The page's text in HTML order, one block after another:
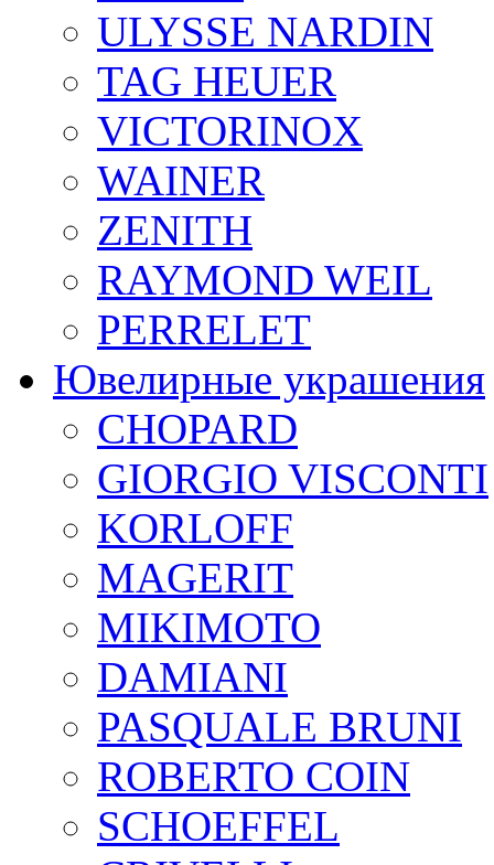
ULYSSE NARDIN
TAG HEUER
VICTORINOX
WAINER
ZENITH
RAYMOND WEIL
PERRELET
Ювелирные украшения
CHOPARD
GIORGIO VISCONTI
KORLOFF
MAGERIT
MIKIMOTO
DAMIANI
PASQUALE BRUNI
ROBERTO COIN
SCHOEFFEL